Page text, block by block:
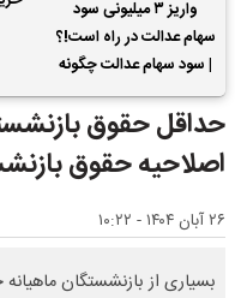
واریز ۳ میلیونی سود
سهام عدالت در راه است!؟
| سود سهام عدالت چگونه
محاسبه می شود؟
حداقل حقوق
اصلاحیه حقوق
۲۶ آبان ۱۴۰۴ - ۱۰:۲۲